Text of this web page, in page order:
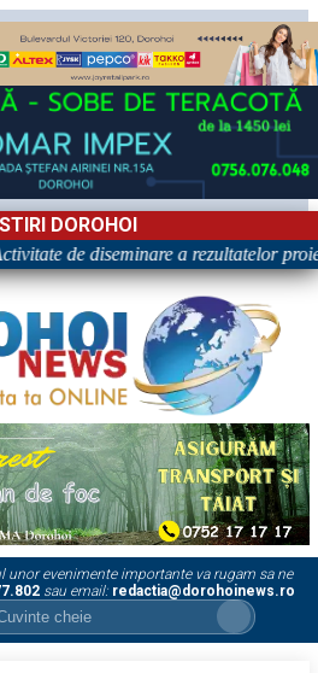
STIRI DOROHOI
de diseminare a rezultatelor
unor evenimente importante va rugam sa ne
sau email: redactia@dorohoinews.ro